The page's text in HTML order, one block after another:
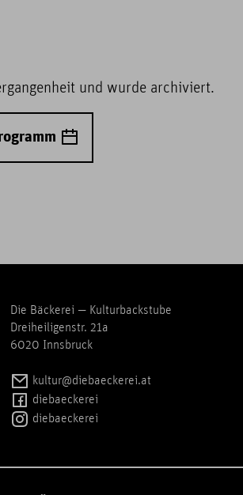
und wurde archiviert.
Die Bäckerei — Kulturbackstube
Dreiheiligenstr. 21a
6020 Innsbruck
kultur@diebaeckerei.at
diebaeckerei
diebaeckerei